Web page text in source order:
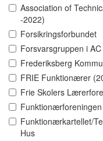
Association of
-2022)
Forsikringsforbundet
Forsvarsgruppen i AC
Frederiksberg
FRIE Funktionærer
Frie Skolers
Funktionærkartellet/
Hus